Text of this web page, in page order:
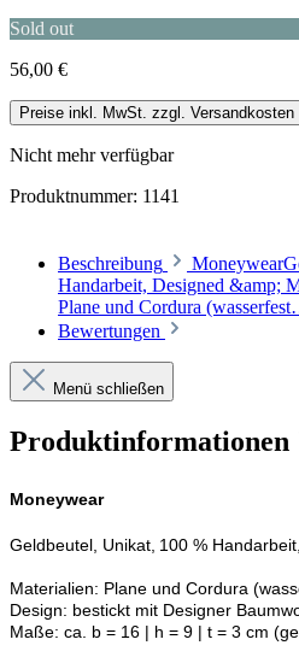
Sold out
56,00 €
Preise inkl. MwSt. zzgl. Versandkosten
Nicht mehr verfügbar
Produktnummer: 1141
Beschreibung
Handarbeit, Designed &amp;
Plane und Cordura
Bewertungen
Menü schließen
Moneywear
Geldbeutel, Unikat, 100 %
Materialien: Plane und Cordura
Design: bestickt mit Designer
Maße: ca. b = 16 | h = 9 | t = 3 cm